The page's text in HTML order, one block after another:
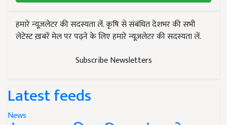
हमारे न्यूज़लेटर की सदस्यता लें. कृषि से संबंधित देशभर की सभी
लेटेस्ट ख़बरें मेल पर पढ़ने के लिए हमारे न्यूज़लेटर की सदस्यता लें.
Subscribe Newsletters
Latest feeds
News